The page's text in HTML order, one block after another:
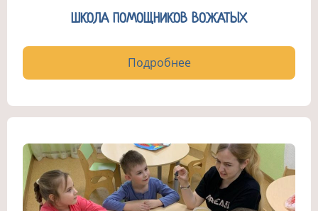
ШКОЛА ПОМОЩНИКОВ ВОЖАТЫХ
Подробнее